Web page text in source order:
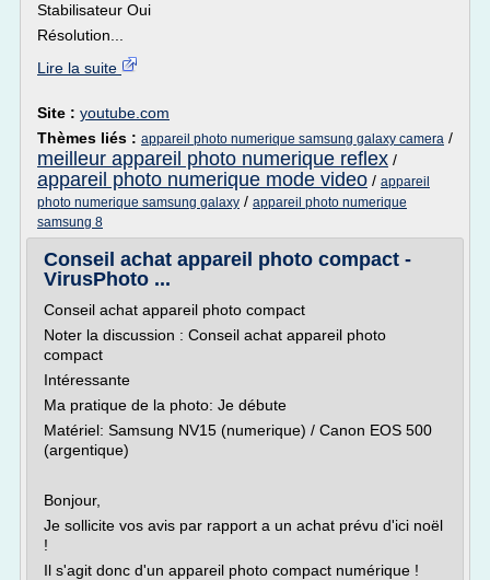
Stabilisateur Oui
Résolution...
Lire la suite
Site : youtube.com
Thèmes liés : appareil photo numerique samsung galaxy camera /
meilleur appareil photo numerique reflex /
appareil photo numerique mode video / appareil
photo numerique samsung galaxy / appareil photo numerique
samsung 8
Conseil achat appareil photo compact -
VirusPhoto ...
Conseil achat appareil photo compact
Noter la discussion : Conseil achat appareil photo
compact
Intéressante
Ma pratique de la photo: Je débute
Matériel: Samsung NV15 (numerique) / Canon EOS 500
(argentique)
Bonjour,
Je sollicite vos avis par rapport a un achat prévu d'ici noël
!
Il s'agit donc d'un appareil photo compact numérique !